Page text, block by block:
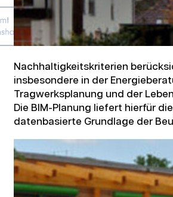
Aufstockung und Sanierung
Kindertagesstätte
Große Seestraße, Berlin
Nachhaltigkeitskriterien
insbesondere in der
Tragwerksplanung und der
Die BIM-Planung liefert hierfür
datenbasierte Grundlage der